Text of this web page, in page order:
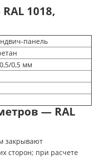
1018,
панель
0,5 мм
— RAL
закрывают
сторон; при расчете